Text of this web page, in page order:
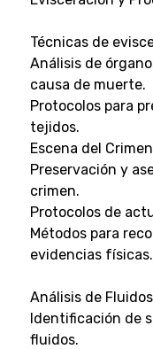
Técnicas de
Análisis de
causa de muerte.
Protocolos para
tejidos.
Escena del
Preservación y
crimen.
Protocolos de
Métodos para
evidencias físicas.
Análisis de
Identificación de
fluidos.